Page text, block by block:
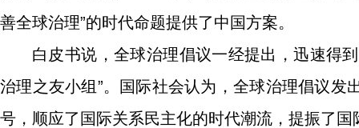
善全球治理”的时代命题提供了中国方案。
白皮书说，全球治理倡议一经提出，迅速得
治理之友小组”。国际社会认为，全球治理倡议
号，顺应了国际关系民主化的时代潮流，提振了